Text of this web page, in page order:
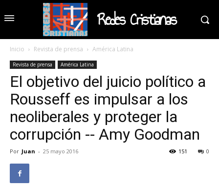
Redes Cristianas
Inicio Revista de prensa América Latina
Revista de prensa América Latina
El objetivo del juicio político a
Rousseff es impulsar a los
neoliberales y proteger la
corrupción -- Amy Goodman
Por Juan - 25 mayo 2016 0
151